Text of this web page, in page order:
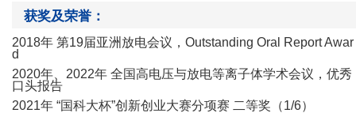
获奖及荣誉：
2018年 第19届亚洲放电会议， Outstanding Oral Report Awar
d
2020年、 2022年 全国高电压与放电等离子体学术会议，优秀
口头报告
2021年 “国科大杯”创新创业大赛分项赛 二等奖（1/6）